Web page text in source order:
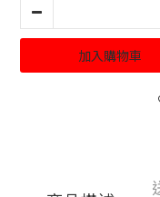
加入購物車